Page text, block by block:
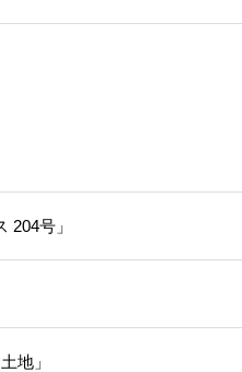
204号」
地」